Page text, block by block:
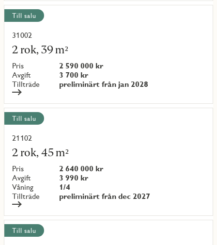
Till salu
31002
2 rok, 39 m²
Pris
2 590 000 kr
Avgift
3 700 kr
Tillträde
preliminärt från jan 2028
Läs
mer
om
objekt
{objectNumber}
Till salu
21102
2 rok, 45 m²
Pris
2 640 000 kr
Avgift
3 990 kr
Våning
1/4
Tillträde
preliminärt från dec 2027
Läs
mer
om
objekt
{objectNumber}
Till salu